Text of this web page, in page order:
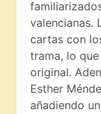
valencianas.
cartas con
trama, lo
original.
Esther
añadiendo